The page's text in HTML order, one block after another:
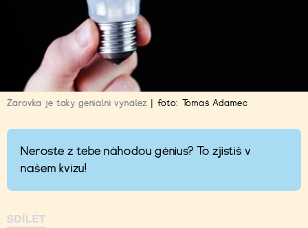
Žárovka je taky geniální vynález foto: Tomáš Adamec
Neroste z tebe náhodou génius? To zjistíš v
našem kvízu!